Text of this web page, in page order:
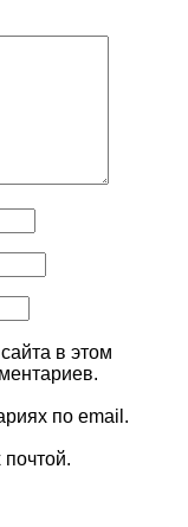
в этом
по email.